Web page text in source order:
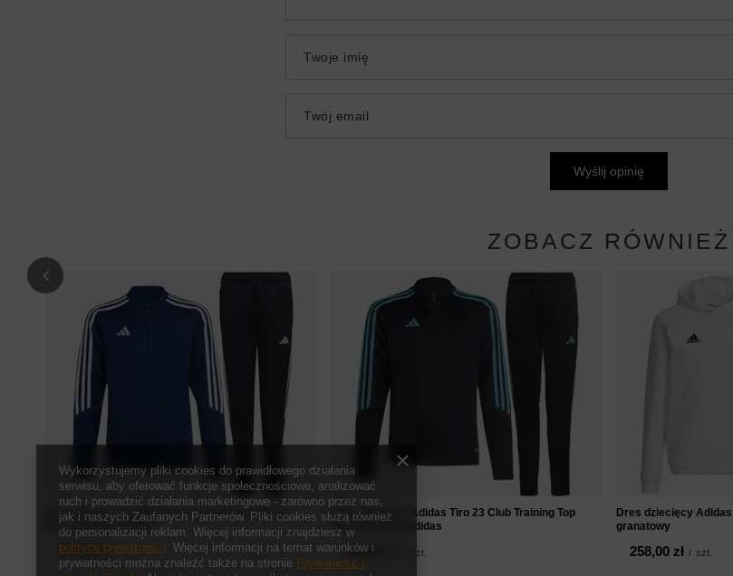
Twoje imię
Twój email
Wyślij opinię
ZOBACZ RÓWNIEŻ
Dres dziecięcy Adidas Tiro 23 Club Training Top
Dres juniorski Adidas
270,00 zł / szt.
Dres dziecięcy Adidas Tiro 23 Club Training Top
Dres juniorski Adidas
254,00 zł szt.
Dres dziecięcy
granatowy
258,00 zł / szt.
Wykorzystujemy pliki cookies do prawidłowego działania
serwisu, aby oferować funkcje społecznościowe, analizować
ruch i prowadzić działania marketingowe - zarówno przez nas,
jak i naszych Zaufanych Partnerów. Pliki cookies służą również
do personalizacji reklam. Więcej informacji znajdziesz w
polityce prywatności. Więcej informacji na temat warunków i
prywatności można znaleźć także na stronie Prywatność i